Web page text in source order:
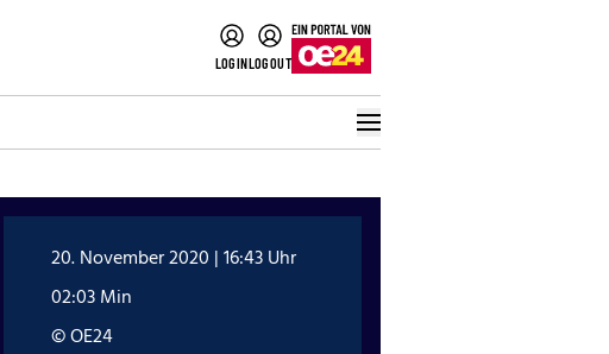
LOGINLOGOUT
20. November 2020 | 16:43 Uhr
02:03 Min
© OE24